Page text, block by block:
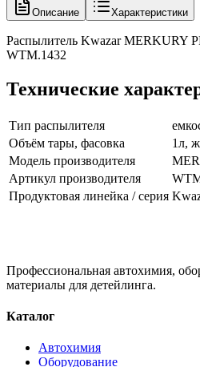
Описание Характеристики
Распылитель Kwazar MERKURY
WTM.1432
Технические
Тип распылителя
Объём тары, фасовка
1л,
Модель производителя
Артикул производителя
Продуктовая линейка / серия
Профессиональная автохимия,
материалы для детейлинга.
Каталог
Автохимия
Оборудование